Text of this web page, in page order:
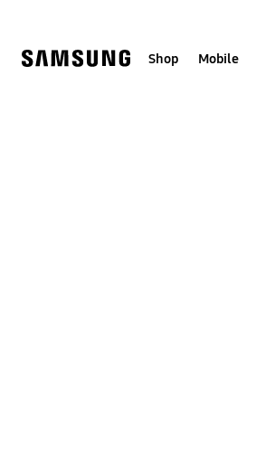
help
Shop Mobile